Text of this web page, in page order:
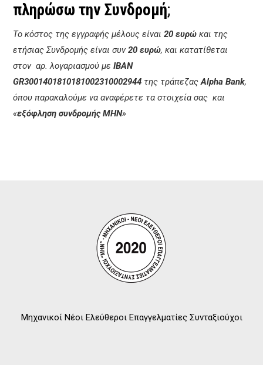
πληρώσω την Συνδρομή;
Το κόστος της εγγραφής μέλους είναι20 ευρώ και της
ετήσιας Συνδρομής είναι συν20 ευρώ, και κατατίθεται
στον αρ. λογαριασμού μεΙΒΑΝ
GR3001401810181002310002944 της τράπεζαςAlpha Bank,
όπου παρακαλούμε να αναφέρετε τα στοιχεία σας και
«εξόφληση συνδρομής ΜΗΝ»
Μηχανικοί Νέοι Ελεύθεροι Επαγγελματίες Συνταξιούχοι